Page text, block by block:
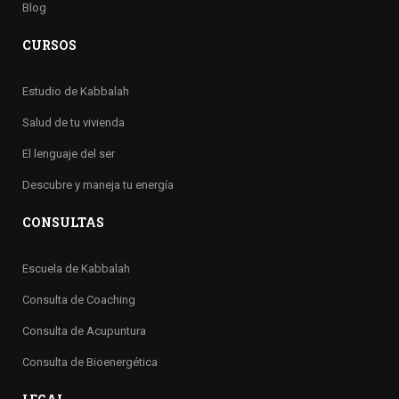
Blog
CURSOS
Estudio de Kabbalah
Salud de tu vivienda
El lenguaje del ser
Descubre y maneja tu energía
CONSULTAS
Escuela de Kabbalah
Consulta de Coaching
Consulta de Acupuntura
Consulta de Bioenergética